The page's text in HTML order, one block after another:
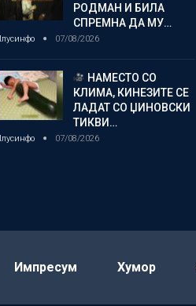
РОДМАН И БИЛА
СПРЕМНА ДА МУ…
07/08/2026
НАМЕСТО СО
КЛИМА, КИНЕЗИТЕ СЕ
ЛАДАТ СО ЏИНОВСКИ
ТИКВИ…
07/08/2026
Импресум Хумор